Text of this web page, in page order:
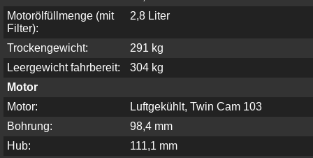
Motorölfüllmenge (mit
Filter):
2,8 Liter
Trockengewicht:
291 kg
Leergewicht fahrbereit:
304 kg
Motor
Motor:
Luftgekühlt, Twin Cam 103
Bohrung:
98,4 mm
Hub:
111,1 mm